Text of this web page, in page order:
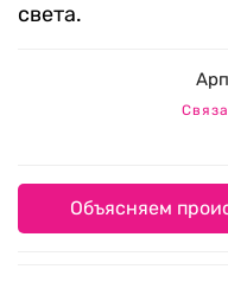
света.
Объясняем